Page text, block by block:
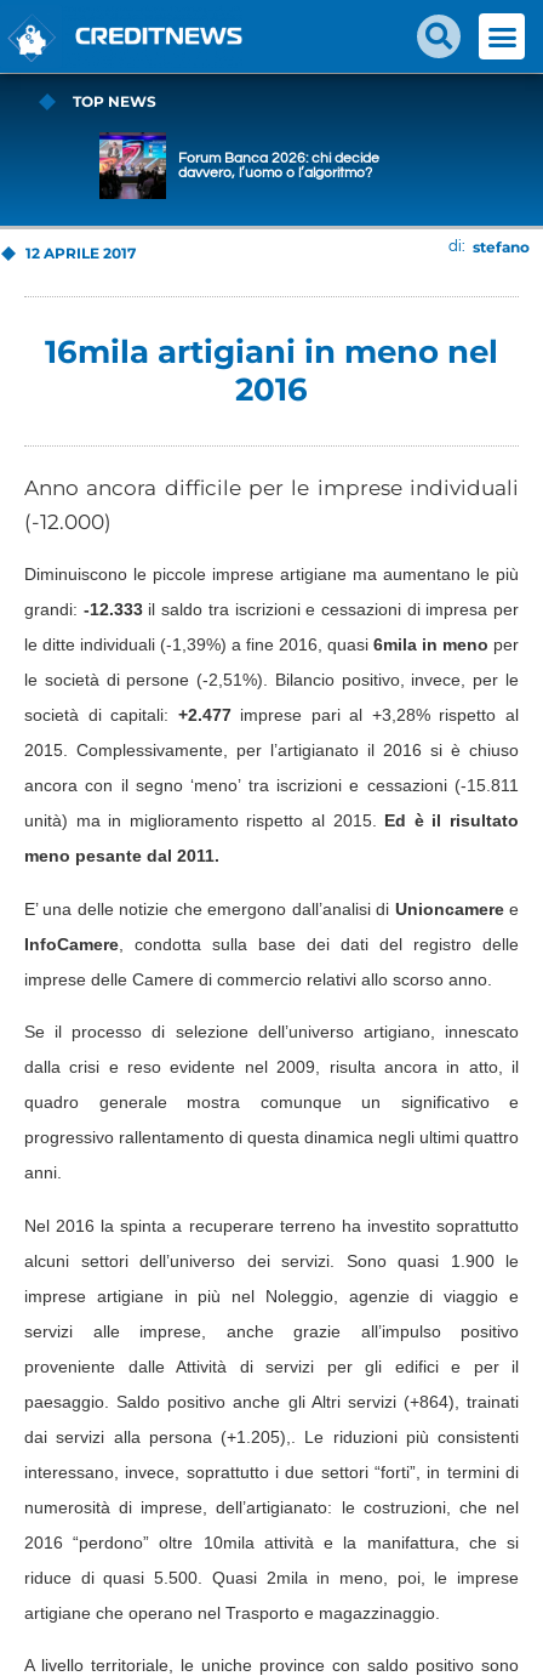
TOP NEWS
Forum Banca 2026: chi decide
davvero, l’uomo o l’algoritmo?
12 APRILE 2017 di: stefano
16mila artigiani in meno nel
2016
Anno ancora difficile per le imprese individuali
(-12.000)
Diminuiscono le piccole imprese artigiane ma aumentano le più
grandi: -12.333il saldo tra iscrizioni e cessazioni di impresa per
le ditte individuali (-1,39%) a fine 2016, quasi 6mila in meno per
le società di persone (-2,51%). Bilancio positivo, invece, per le
società di capitali: +2.477imprese pari al +3,28% rispetto al
2015. Complessivamente, per l’artigianato il 2016 si è chiuso
ancora con il segno ‘meno’ tra iscrizioni e cessazioni (-15.811
unità) ma in miglioramento rispetto al 2015. Ed è il risultato
meno pesante dal 2011.
E’ una delle notizie che emergono dall’analisi di Unioncameree
InfoCamere , condotta sulla base dei dati del registro delle
imprese delle Camere di commercio relativi allo scorso anno.
Se il processo di selezione dell’universo artigiano, innescato
dalla crisi e reso evidente nel 2009, risulta ancora in atto, il
quadro generale mostra comunque un significativo e
progressivo rallentamento di questa dinamica negli ultimi quattro
anni.
Nel 2016 la spinta a recuperare terreno ha investito soprattutto
alcuni settori dell’universo dei servizi. Sono quasi 1.900 le
imprese artigiane in più nel Noleggio, agenzie di viaggio e
servizi alle imprese, anche grazie all’impulso positivo
proveniente dalle Attività di servizi per gli edifici e per il
paesaggio. Saldo positivo anche gli Altri servizi (+864), trainati
dai servizi alla persona (+1.205),. Le riduzioni più consistenti
interessano, invece, soprattutto i due settori “forti”, in termini di
numerosità di imprese, dell’artigianato: le costruzioni, che nel
2016 “perdono” oltre 10mila attività e la manifattura, che si
riduce di quasi 5.500. Quasi 2mila in meno, poi, le imprese
artigiane che operano nel Trasporto e magazzinaggio.
A livello territoriale, le uniche province con saldo positivo sono